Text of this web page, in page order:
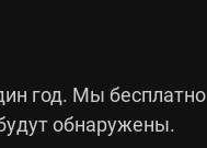
год. Мы бесплатно
обнаружены.